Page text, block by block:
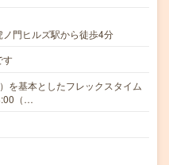
門ヒルズ駅から徒歩4分
す
を基本としたフレックスタイム
（…